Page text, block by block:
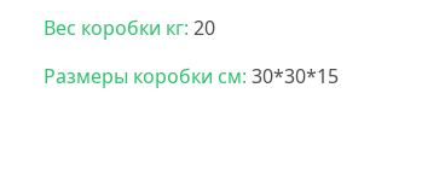
Вес коробки кг: 20
Размеры коробки см: 30*30*15